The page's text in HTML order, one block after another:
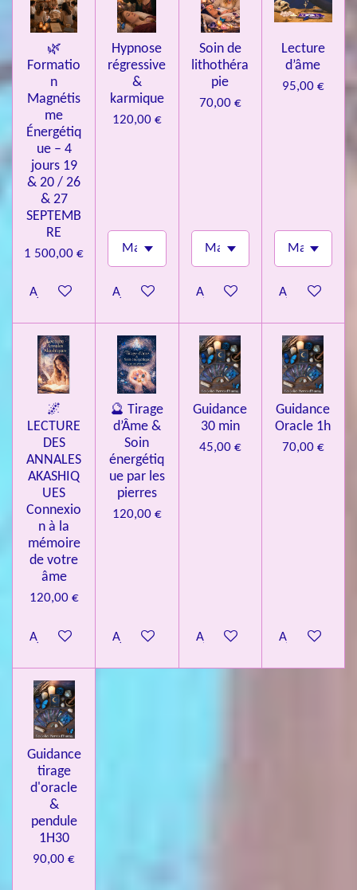
🌿
Formatio
n
Magnétis
me
Énergétiq
ue – 4
jours 19
& 20 / 26
& 27
SEPTEMB
RE
1 500,00 €
Ajouter au panier
Hypnose
régressive
&
karmique
120,00 €
Ajouter au panier
Soin de
lithothéra
pie
70,00 €
Ajouter au panier
Lecture
d’âme
95,00 €
Ajouter au
🌌
LECTURE
DES
ANNALES
AKASHIQ
UES
Connexio
n à la
mémoire
de votre
âme
120,00 €
Ajouter au panier
🔮 Tirage
d’Âme &
Soin
énergétiq
ue par les
pierres
120,00 €
Ajouter au panier
Guidance
30 min
45,00 €
Ajouter au panier
Guidance
Oracle 1h
70,00 €
Ajouter au
Guidance
tirage
d'oracle
&
pendule
1H30
90,00 €